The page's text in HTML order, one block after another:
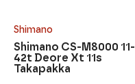
Shimano
Shimano CS-M8000 11-
42t Deore Xt 11s
Takapakka